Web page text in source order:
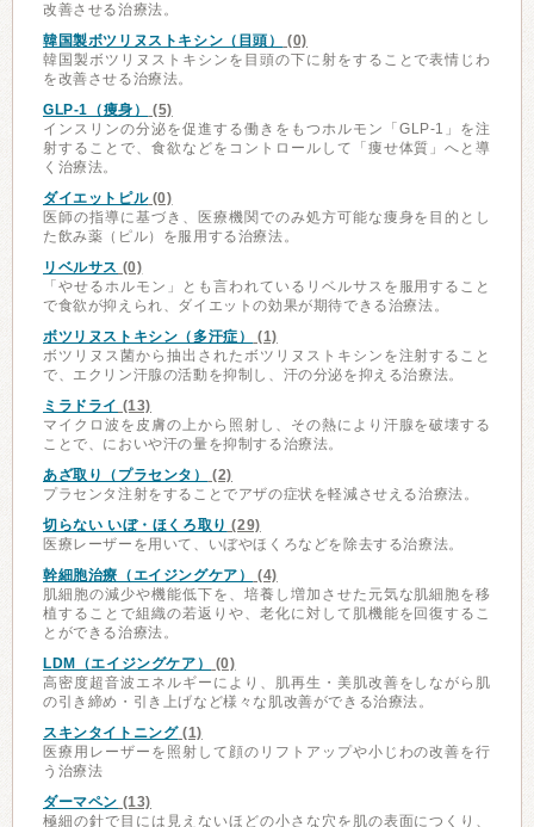
改善させる治療法。
韓国製ボツリヌストキシン（目頭）
(0)
韓国製ボツリヌストキシンを目頭の下に射をすることで表情じわ
を改善させる治療法。
GLP-1（痩身）
(5)
インスリンの分泌を促進する働きをもつホルモン「GLP-1」を注
射することで、食欲などをコントロールして「痩せ体質」へと導
く治療法。
ダイエットピル(0)
医師の指導に基づき、医療機関でのみ処方可能な痩身を目的とし
た飲み薬（ピル）を服用する治療法。
リベルサス (0)
「やせるホルモン」とも言われているリベルサスを服用すること
で食欲が抑えられ、ダイエットの効果が期待できる治療法。
ボツリヌストキシン（多汗症）
(1)
ボツリヌス菌から抽出されたボツリヌストキシンを注射すること
で、エクリン汗腺の活動を抑制し、汗の分泌を抑える治療法。
ミラドライ (13)
マイクロ波を皮膚の上から照射し、その熱により汗腺を破壊する
ことで、においや汗の量を抑制する治療法。
あざ取り（プラセンタ）
(2)
プラセンタ注射をすることでアザの症状を軽減させえる治療法。
切らない いぼ・ほくろ取り (29)
医療レーザーを用いて、いぼやほくろなどを除去する治療法。
幹細胞治療（エイジングケア）
(4)
肌細胞の減少や機能低下を、培養し増加させた元気な肌細胞を移
植することで組織の若返りや、老化に対して肌機能を回復するこ
とができる治療法。
LDM（エイジングケア）
(0)
高密度超音波エネルギーにより、肌再生・美肌改善をしながら肌
の引き締め・引き上げなど様々な肌改善ができる治療法。
スキンタイトニング(1)
医療用レーザーを照射して顔のリフトアップや小じわの改善を行
う治療法
ダーマペン (13)
極細の針で目には見えないほどの小さな穴を肌の表面につくり、